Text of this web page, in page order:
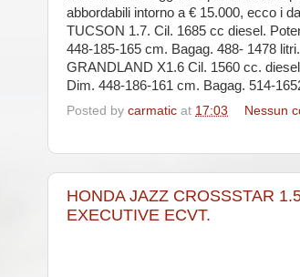
abbordabili intorno a € 15.000, ecco i
TUCSON 1.7. Cil. 1685 cc diesel.
448-185-165 cm. Bagag. 488- 1478
GRANDLAND X1.6 Cil. 1560 cc.
Dim. 448-186-161 cm. Bagag. 514-
Posted by carmatic at 17:03 Nessun
HONDA JAZZ CROSSSTAR
EXECUTIVE ECVT.